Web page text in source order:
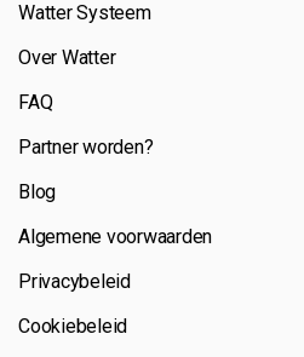
Watter Systeem
Over Watter
FAQ
Partner worden?
Blog
Algemene voorwaarden
Privacybeleid
Cookiebeleid